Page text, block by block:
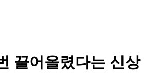
끌어올렸다는 신상